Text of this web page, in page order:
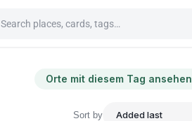
Search places, cards, tags…
Orte mit diesem Tag ansehen
Sort by